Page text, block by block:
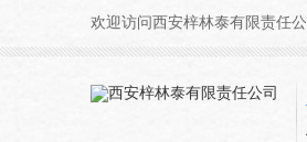
欢迎访问西安梓林泰有限责任